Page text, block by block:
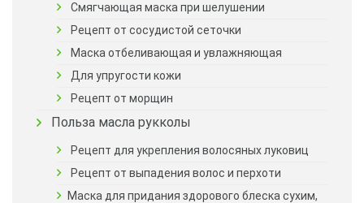
Смягчающая маска при шелушении
Рецепт от сосудистой сеточки
Маска отбеливающая и увлажняющая
Для упругости кожи
Рецепт от морщин
Польза масла рукколы
Рецепт для укрепления волосяных луковиц
Рецепт от выпадения волос и перхоти
Маска для придания здорового блеска сухим,